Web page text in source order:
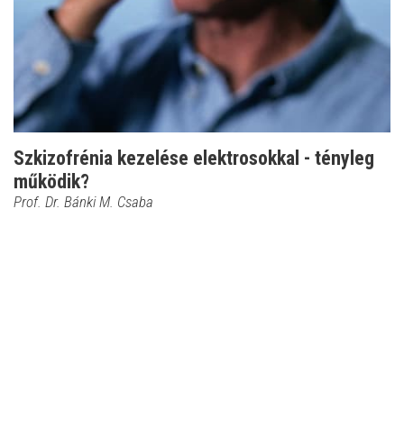
Szkizofrénia kezelése elektrosokkal - tényleg
működik?
Prof. Dr. Bánki M. Csaba